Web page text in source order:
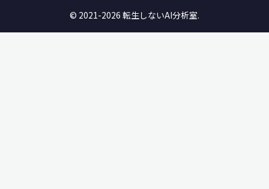
© 2021-2026 転生しないAI分析室.